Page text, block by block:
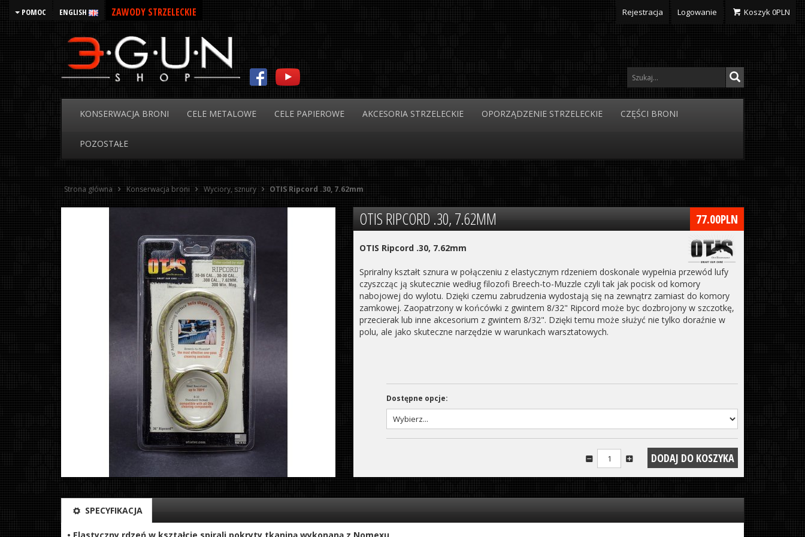
POMOC ENGLISH ZAWODY STRZELECKIE Rejestracja Logowanie Koszyk0PLN
KONSERWACJA BRONI CELE METALOWE CELE PAPIEROWE AKCESORIA STRZELECKIE OPORZĄDZENIE STRZELECKIE CZĘŚCI BRONI
POZOSTAŁE
Strona główna Konserwacja broni Wyciory, sznury OTIS Ripcord .30, 7.62mm
OTISRIPCORD .30, 7.62MM 77.00PLN
OTIS Ripcord .30, 7.62mm
Spriralny kształt sznura w połączeniu z elastycznym rdzeniem doskonale wypełnia przewód lufy
czyszcząc ją skutecznie według filozofi Breech-to-Muzzle czyli tak jak pocisk od komory
nabojowej do wylotu. Dzięki czemu zabrudzenia wydostają się na zewnątrz zamiast do komory
zamkowej. Zaopatrzony w końcówki z gwintem 8/32" Ripcord może byc dozbrojony w szczotkę,
przecierak lub inne akcesorium z gwintem 8/32". Dzięki temu może służyć nie tylko doraźnie w
polu, ale jako skuteczne narzędzie w warunkach warsztatowych.
Dostępne opcje:
SPECYFIKACJA